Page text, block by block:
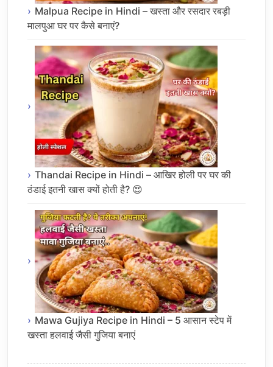
Malpua Recipe in Hindi – खस्ता और रसदार रबड़ी
मालपुआ घर पर कैसे बनाएं?
Thandai Recipe in Hindi – आखिर होली पर घर की
ठंडाई इतनी खास क्यों होती है? 😍
Mawa Gujiya Recipe in Hindi – 5 आसान स्टेप में
खस्ता हलवाई जैसी गुजिया बनाएं